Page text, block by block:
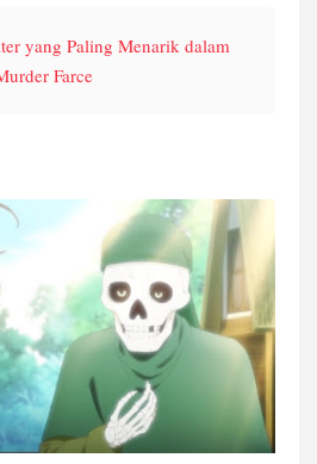
yang Paling Menarik dalam
Farce